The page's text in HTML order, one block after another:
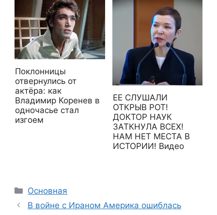
Поклонницы
отвернулись от
актёра: как
Владимир Коренев в
одночасье стал
изгоем
ЕЕ СЛУШАЛИ
ОТКРЫВ РОТ!
ДОКТОР НАУК
ЗАТКНУЛА ВСЕХ!
НАМ НЕТ МЕСТА В
ИСТОРИИ! Видео
Рубрики
Основная
В войне с Ираном Америка ошиблась